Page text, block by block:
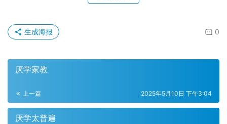
0
生成海报
厌学家教
上一篇 2025年5月10日 下午3:04
厌学太普遍